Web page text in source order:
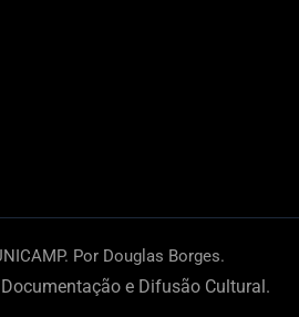
Por Douglas Borges.
e Difusão Cultural.